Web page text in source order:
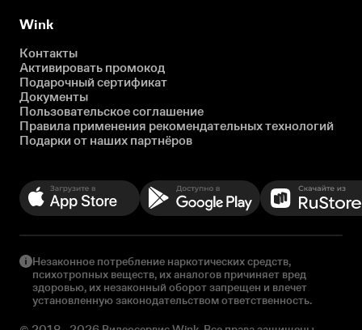
Wink
Контакты
Активировать промокод
Подарочный сертификат
Документы
Пользовательское соглашение
Правила применения рекомендательных технологий
Подарки от наших партнёров
Незаконное потребление наркотических средств,
психотропных веществ, их аналогов причиняет вред
здоровью, их незаконный оборот запрещен и влечет
установленную законодательством ответственность.